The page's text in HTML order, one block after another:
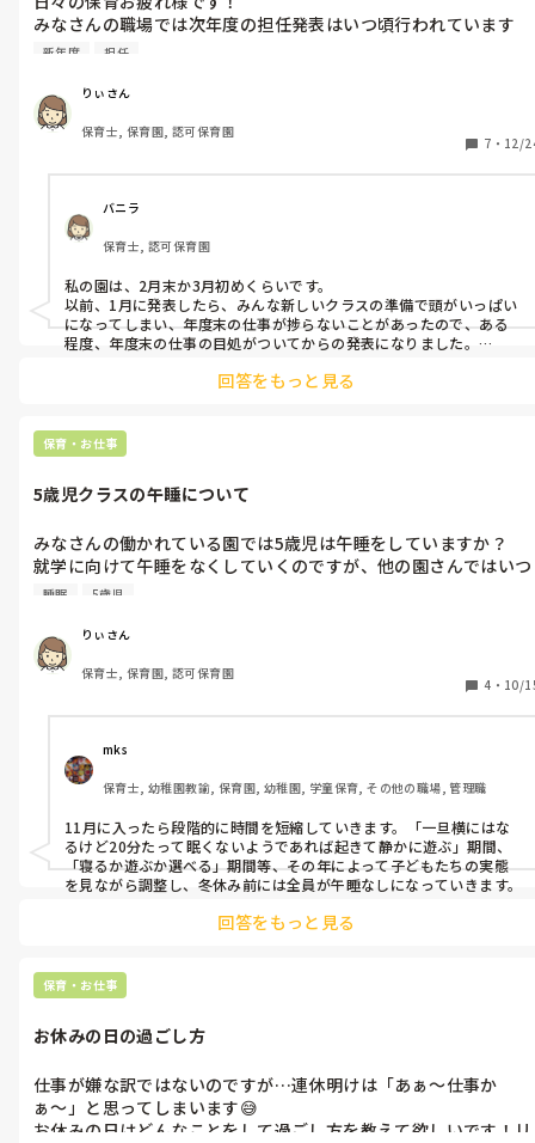
みなさんの職場では次年度の担任発表はいつ頃行われています
か？少し先ですが2.3月と新年度に向けての準備と日々の保育を
年度の担任が発表される予定です。
他の園はどうなのだろうかと気になって質問してみました。
新年度 担任
りぃさん
保育士, 保育園, 認可保育園
7 ・ 12/
バニラ
保育士, 認可保育園
私の園は、2月末か3月初めくらいです。
以前、1月に発表したら、みんな新しいクラスの準備で頭がいっぱい
になってしまい、年度末の仕事が捗らないことがあったので、ある
程度、年度末の仕事の目処がついてからの発表になりました。
みんな早く知りたいので、ずっと気になります😅
回答をもっと見る
保育・お仕事
5歳児クラスの午睡について
みなさんの働かれている園では5歳児は午睡をしていますか？
就学に向けて午睡をなくしていくのですが、他の園さんではいつ
頃からなくしているのか気になりました。
睡眠 5歳児
りぃさん
保育士, 保育園, 認可保育園
4 ・ 10/
mks
保育士, 幼稚園教諭, 保育園, 幼稚園, 学童保育, その他の職場, 管理職
11月に入ったら段階的に時間を短縮していきます。「一旦横にはな
るけど20分たって眠くないようであれば起きて静かに遊ぶ」期間、
「寝るか遊ぶか選べる」期間等、その年によって子どもたちの実態
を見ながら調整し、冬休み前には全員が午睡なしになっていきます。
回答をもっと見る
保育・お仕事
お休みの日の過ごし方
仕事が嫌な訳ではないのですが…連休明けは「あぁ〜仕事か
ぁ〜」と思ってしまいます😅
お休みの日はどんなことをして過ごし方を教えて欲しいです！リ